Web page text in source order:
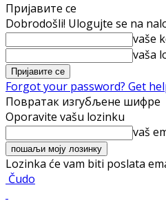
Пријавите се
Dobrodošli! Ulogujte se na
vaše
vaša
Forgot your password? Get
Повратак изгубљене шифре
Oporavite vašu lozinku
vaš
Lozinka će vam biti poslata
Čudo